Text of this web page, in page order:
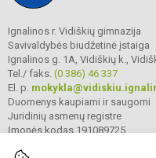
Ignalinos r. Vidiškių gimnazija
Savivaldybės biudžetinė įstaiga
Ignalinos g. 1A, Vidiškių k.,
Tel./ faks. (0 386) 46 337
El. p.
Duomenys kaupiami ir saugomi
Juridinių asmenų registre
Įmonės kodas 191089725